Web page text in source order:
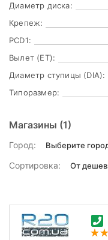
Диаметр диска:
Крепеж:
PCD1:
Вылет (ET):
Диаметр ступицы (DIA):
Типоразмер:
Магазины (1)
Город:
Сортировка: